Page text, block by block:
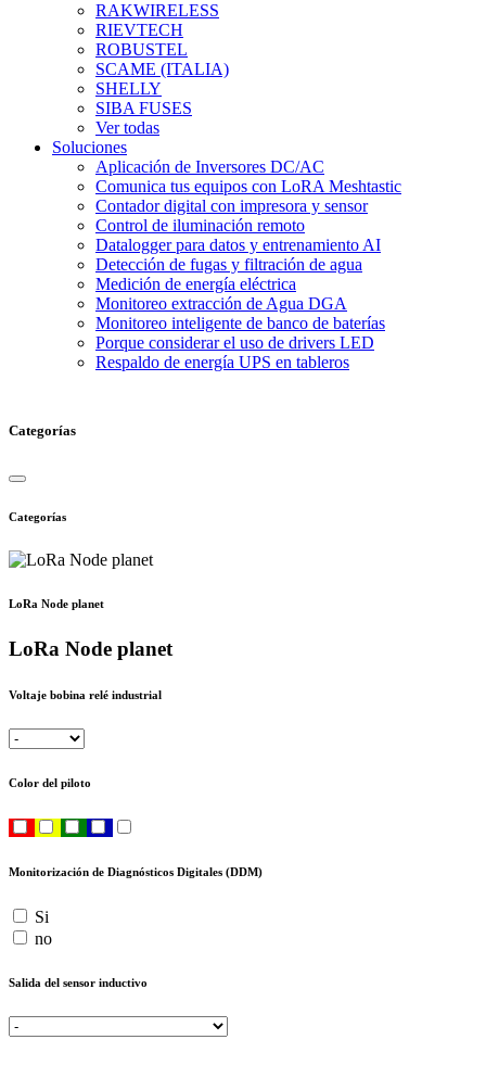
RAKWIRELESS
RIEVTECH
ROBUSTEL
SCAME (ITALIA)
SHELLY
SIBA FUSES
Ver todas
Soluciones
Aplicación de Inversores DC/AC
Comunica tus equipos con LoRA Meshtastic
Contador digital con impresora y sensor
Control de iluminación remoto
Datalogger para datos y entrenamiento AI
Detección de fugas y filtración de agua
Medición de energía eléctrica
Monitoreo extracción de Agua DGA
Monitoreo inteligente de banco de baterías
Porque considerar el uso de drivers LED
Respaldo de energía UPS en tableros
Categorías
Categorías
LoRa Node planet
LoRa Node planet
Voltaje bobina relé industrial
Color del piloto
Monitorización de Diagnósticos Digitales (DDM)
Si
no
Salida del sensor inductivo